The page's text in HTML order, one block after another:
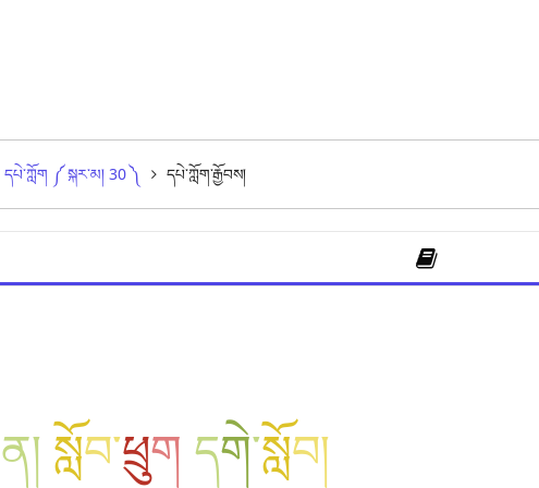
དཔེ་ཀློག ༼ སྐར་མ། 30 ༽ དཔེ་ཀློག་རྒྱོབས།
ན། སློབ་ཕྲུག དགེ་སློབ།